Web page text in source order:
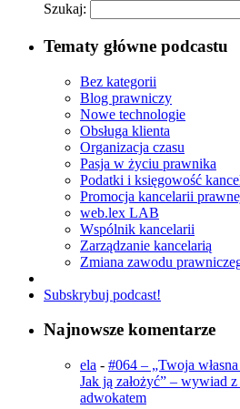
Szukaj:
Tematy główne podcastu
Bez kategorii
Blog prawniczy
Nowe technologie
Obsługa klienta
Organizacja czasu
Pasja w życiu prawnika
Podatki i księgowość
Promocja kancelarii
web.lex LAB
Wspólnik kancelarii
Zarządzanie kancelarią
Zmiana zawodu
Subskrybuj podcast!
Najnowsze komentarze
ela - #064 – „Twoja
Jak ją założyć” – wywiad
adwokatem